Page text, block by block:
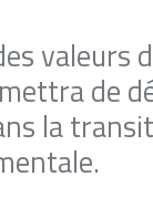
valeurs
de
la